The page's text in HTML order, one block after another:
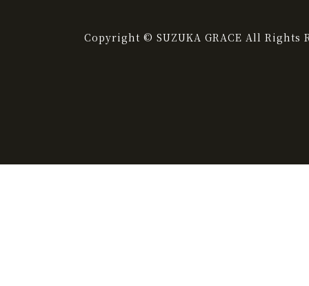
Copyright © SUZUKA GRACE All Rights